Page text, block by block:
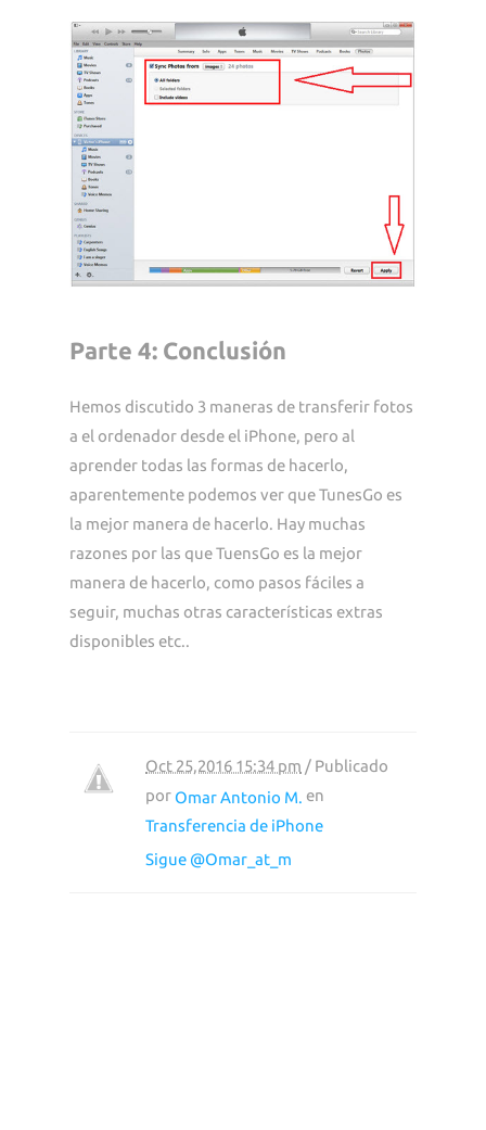
Parte 4: Conclusión
Hemos discutido 3 maneras de transferir fotos
a el ordenador desde el iPhone, pero al
aprender todas las formas de hacerlo,
aparentemente podemos ver que TunesGo es
la mejor manera de hacerlo. Hay muchas
razones por las que TuensGo es la mejor
manera de hacerlo, como pasos fáciles a
seguir, muchas otras características extras
disponibles etc..
Oct 25,2016 15:34 pm / Publicado
por Omar Antonio M. en
Transferencia de iPhone
Sigue @Omar_at_m